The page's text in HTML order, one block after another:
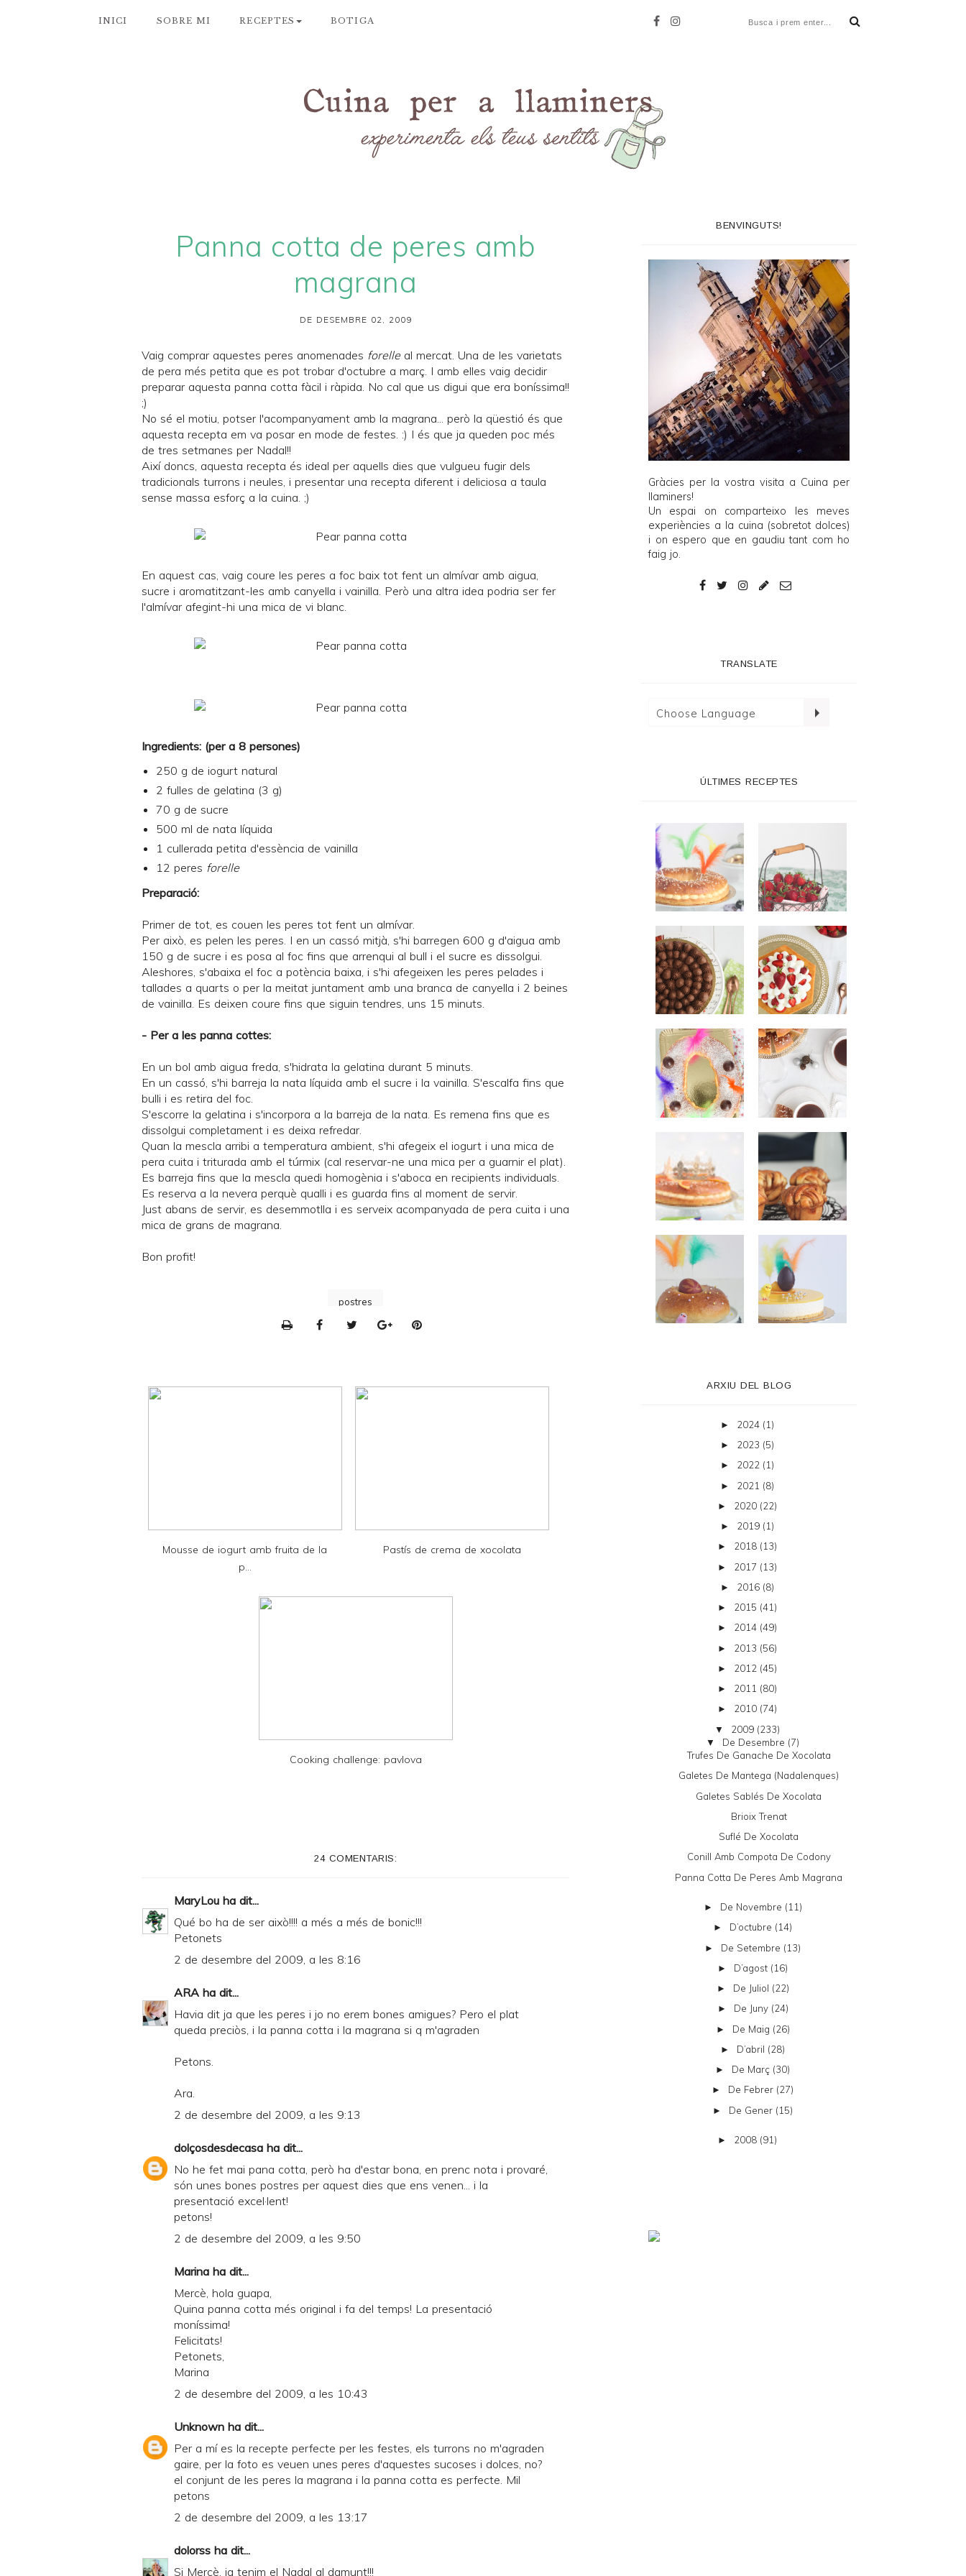
INICI SOBRE MI RECEPTES BOTIGA
Panna cotta de peres amb
magrana
DE DESEMBRE 02, 2009
Vaig comprar aquestes peres anomenades forelleal mercat. Una de les varietats
de pera més petita que es pot trobar d'octubre a març. I amb elles vaig decidir
preparar aquesta panna cotta fàcil i ràpida. No cal que us digui que era boníssima!!
;)
No sé el motiu, potser l'acompanyament amb la magrana... però la qüestió és que
aquesta recepta em va posar en mode de festes. :) I és que ja queden poc més
de tres setmanes per Nadal!!
Així doncs, aquesta recepta és ideal per aquells dies que vulgueu fugir dels
tradicionals turrons i neules, i presentar una recepta diferent i deliciosa a taula
sense massa esforç a la cuina. ;)
En aquest cas, vaig coure les peres a foc baix tot fent un almívar amb aigua,
sucre i aromatitzant-les amb canyella i vainilla. Però una altra idea podria ser fer
l'almívar afegint-hi una mica de vi blanc.
Ingredients: (per a 8 persones)
250 g de iogurt natural
2 fulles de gelatina (3 g)
70 g de sucre
500 ml de nata líquida
1 cullerada petita d'essència de vainilla
12 peres forelle
Preparació:
Primer de tot, es couen les peres tot fent un almívar.
Per això, es pelen les peres. I en un cassó mitjà, s'hi barregen 600 g d'aigua amb
150 g de sucre i es posa al foc fins que arrenqui al bull i el sucre es dissolgui.
Aleshores, s'abaixa el foc a potència baixa, i s'hi afegeixen les peres pelades i
tallades a quarts o per la meitat juntament amb una branca de canyella i 2 beines
de vainilla. Es deixen coure fins que siguin tendres, uns 15 minuts.
- Per a les panna cottes:
En un bol amb aigua freda, s'hidrata la gelatina durant 5 minuts.
En un cassó, s'hi barreja la nata líquida amb el sucre i la vainilla. S'escalfa fins que
bulli i es retira del foc.
S'escorre la gelatina i s'incorpora a la barreja de la nata. Es remena fins que es
dissolgui completament i es deixa refredar.
Quan la mescla arribi a temperatura ambient, s'hi afegeix el iogurt i una mica de
pera cuita i triturada amb el túrmix (cal reservar-ne una mica per a guarnir el plat).
Es barreja fins que la mescla quedi homogènia i s'aboca en recipients individuals.
Es reserva a la nevera perquè qualli i es guarda fins al moment de servir.
Just abans de servir, es desemmotlla i es serveix acompanyada de pera cuita i una
mica de grans de magrana.
Bon profit!
postres
n
F
Mousse de iogurt amb fruita de la
p...
Pastís de crema de xocolata
Cooking challenge: pavlova
24 COMENTARIS:
MaryLou ha dit...
Qué bo ha de ser això!!!! a més a més de bonic!!!
Petonets
2 de desembre del 2009, a les 8:16
ARA ha dit...
Havia dit ja que les peres i jo no erem bones amigues? Pero el plat
queda preciòs, i la panna cotta i la magrana si q m'agraden
Petons.
Ara.
2 de desembre del 2009, a les 9:13
dolçosdesdecasa ha dit...
No he fet mai pana cotta, però ha d'estar bona, en prenc nota i provaré,
són unes bones postres per aquest dies que ens venen... i la
presentació excel·lent!
petons!
2 de desembre del 2009, a les 9:50
Marina ha dit...
Mercè, hola guapa,
Quina panna cotta més original i fa del temps! La presentació
moníssima!
Felicitats!
Petonets,
Marina
2 de desembre del 2009, a les 10:43
Unknown ha dit...
Per a mí es la recepte perfecte per les festes, els turrons no m'agraden
gaire, per la foto es veuen unes peres d'aquestes sucoses i dolces, no?
el conjunt de les peres la magrana i la panna cotta es perfecte. Mil
petons
2 de desembre del 2009, a les 13:17
dolorss ha dit...
Si Mercè, ja tenim el Nadal al damunt!!!
BENVINGUTS!
Gràcies per la vostra visita a Cuina per
llaminers!
Un espai on comparteixo les meves
experiències a la cuina (sobretot dolces)
i on espero que en gaudiu tant com ho
faig jo.
TRANSLATE
ÚLTIMES RECEPTES
ARXIU DEL BLOG
► 2024 (1)
► 2023 (5)
► 2022 (1)
► 2021 (8)
► 2020 (22)
► 2019 (1)
► 2018 (13)
► 2017 (13)
► 2016 (8)
► 2015 (41)
► 2014 (49)
► 2013 (56)
► 2012 (45)
► 2011 (80)
► 2010 (74)
▼ 2009 (233)
▼ De Desembre (7)
Trufes De Ganache De Xocolata
Galetes De Mantega (nadalenques)
Galetes Sablés De Xocolata
Brioix Trenat
Suflé De Xocolata
Conill Amb Compota De Codony
Panna Cotta De Peres Amb Magrana
► De Novembre (11)
► D’octubre (14)
► De Setembre (13)
► D’agost (16)
► De Juliol (22)
► De Juny (24)
► De Maig (26)
► D’abril (28)
► De Març (30)
► De Febrer (27)
► De Gener (15)
► 2008 (91)